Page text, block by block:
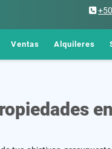
Ventas Alquileres